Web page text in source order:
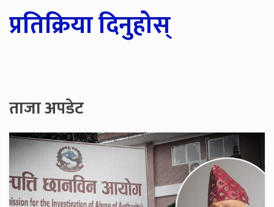
प्रतिक्रिया दिनुहोस्
ताजा अपडेट